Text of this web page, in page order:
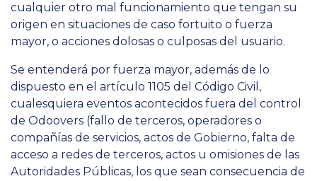
cualquier otro mal funcionamiento que tengan su
origen en situaciones de caso fortuito o fuerza
mayor, o acciones dolosas o culposas del usuario.
Se entenderá por fuerza mayor, además de lo
dispuesto en el artículo 1105 del Código Civil,
cualesquiera eventos acontecidos fuera del control
de Odoovers (fallo de terceros, operadores o
compañías de servicios, actos de Gobierno, falta de
acceso a redes de terceros, actos u omisiones de las
Autoridades Públicas, los que sean consecuencia de